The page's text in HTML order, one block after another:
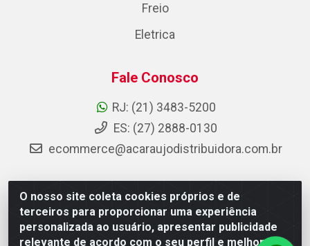
O nosso site coleta cookies próprios e de
terceiros para proporcionar uma experiência
personalizada ao usuário, apresentar publicidade
relevante de acordo com o seu perfil e melhorar a
Freio
Eletrica
Fale Conosco
RJ: (21) 3483-5200
ES: (27) 2888-0130
ecommerce@acaraujodistribuidora.com.br
AC Araujo Distribuidora - Rua Carneiro de Campos, 42 -
São Cristóvão, Rio de Janeiro/RJ - CEP 20.920-410 -
CNPJ 08.744.753/0003-85